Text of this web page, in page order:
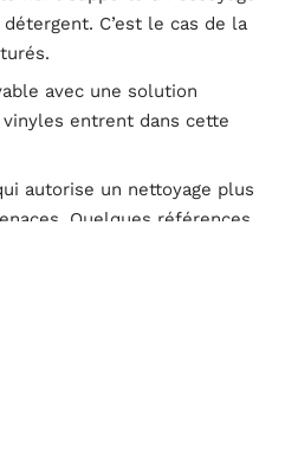
C’est le cas de la
avec une solution
entrent dans cette
autorise un nettoyage plus
Quelques références